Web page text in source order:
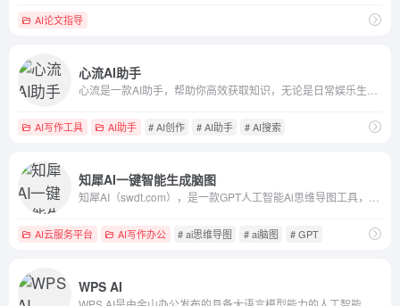
AI论文指导
心流AI助手
AI写作工具 AI助手 # AI创作 # AI助手 # AI搜索
知犀AI一键智能生成脑图
AI云服务平台 AI写作办公 # ai思维导图 # ai脑图 # GPT
WPS AI